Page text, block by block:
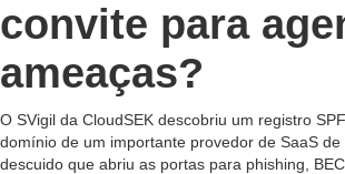
convite para
ameaças?
O SVigil da CloudSEK descobriu um registro
domínio de um importante provedor de SaaS
descuido que abriu as portas para phishing,